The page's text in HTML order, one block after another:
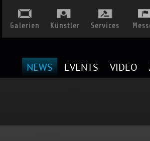
Galerien Künstler Services
NEWS EVENTS VIDEO